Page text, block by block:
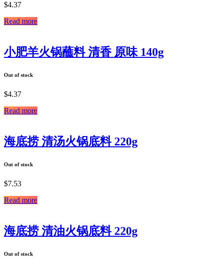
$4.37
Read more
小肥羊火锅蘸料 清香 原味 140g
Out of stock
$4.37
Read more
海底捞 清汤火锅底料 220g
Out of stock
$7.53
Read more
海底捞 清油火锅底料 220g
Out of stock